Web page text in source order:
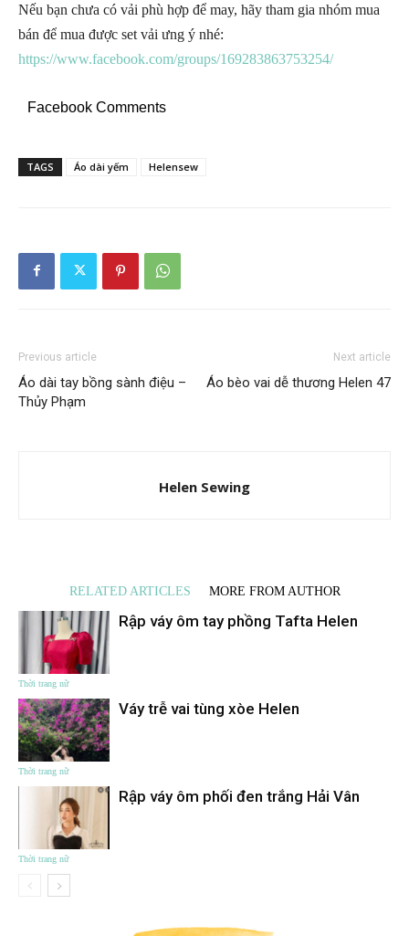
Nếu bạn chưa có vải phù hợp để may, hãy tham gia nhóm mua
bán để mua được set vải ưng ý nhé:
https://www.facebook.com/groups/169283863753254/
Facebook Comments
TAGS Áo dài yếm Helensew
Previous article
Áo dài tay bồng sành điệu –
Thủy Phạm
Next article
Áo bèo vai dễ thương Helen 47
Helen Sewing
RELATED ARTICLES MORE FROM AUTHOR
Thời trang nữ
Rập váy ôm tay phồng Tafta Helen
Thời trang nữ
Váy trễ vai tùng xòe Helen
Thời trang nữ
Rập váy ôm phối đen trắng Hải Vân